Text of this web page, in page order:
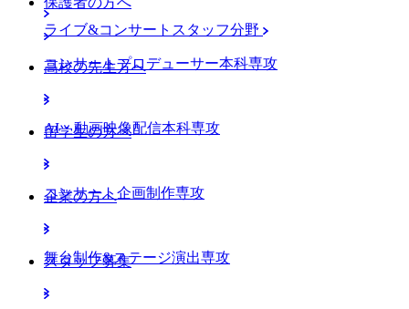
ライブ&コンサートスタッフ分野
コンサートプロデューサー本科専攻
AI・動画映像配信本科専攻
コンサート企画制作専攻
舞台制作&ステージ演出専攻
高校の先生方へ
留学生の方へ
企業の方へ
スタッフ募集